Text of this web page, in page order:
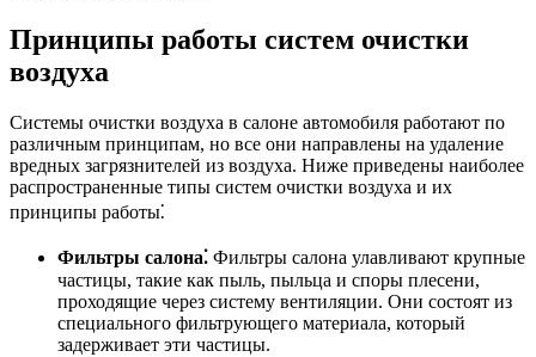
Принципы работы систем очистки
воздуха
Системы очистки воздуха в салоне автомобиля работают по
различным принципам, но все они направлены на удаление
вредных загрязнителей из воздуха. Ниже приведены наиболее
распространенные типы систем очистки воздуха и их
принципы работы⁚
Фильтры салона⁚ Фильтры салона улавливают крупные
частицы, такие как пыль, пыльца и споры плесени,
проходящие через систему вентиляции. Они состоят из
специального фильтрующего материала, который
задерживает эти частицы.